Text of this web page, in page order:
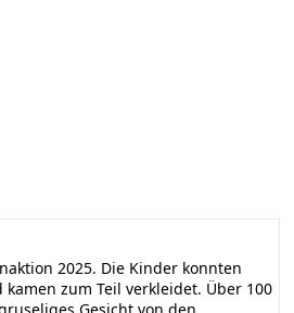
2025. Die Kinder konnten
zum Teil verkleidet. Über 100